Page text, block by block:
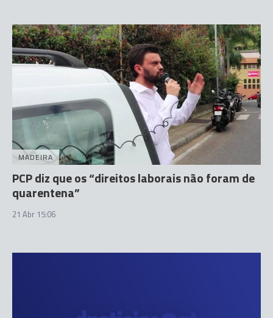
MADEIRA
PCP diz que os “direitos laborais não foram de
quarentena”
21 Abr 15:06